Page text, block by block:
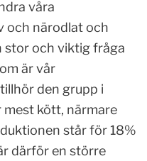
våra
och närodlat och
stor och viktig fråga
är vår
den grupp i
mest kött, närmare
står för 18%
därför en större